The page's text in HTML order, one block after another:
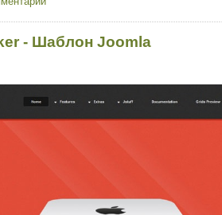
- Шаблон Joomla